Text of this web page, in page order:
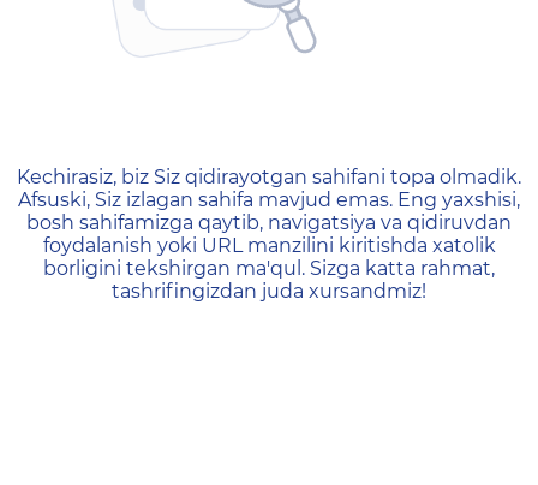
404 — Страница не
Kechirasiz, biz Siz qidirayotgan sahifani topa olmadik.
Afsuski, Siz izlagan sahifa mavjud emas. Eng yaxshisi,
bosh sahifamizga qaytib, navigatsiya va qidiruvdan
foydalanish yoki URL manzilini kiritishda xatolik
borligini tekshirgan ma'qul. Sizga katta rahmat,
tashrifingizdan juda xursandmiz!